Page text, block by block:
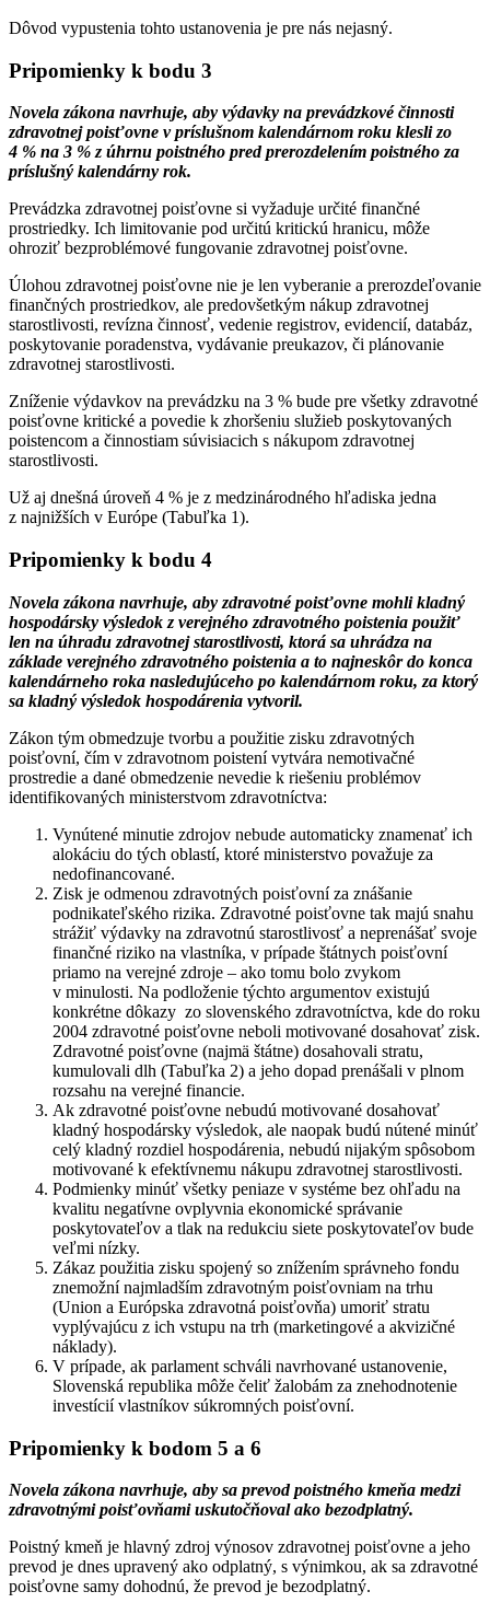
Dôvod vypustenia tohto ustanovenia je pre nás nejasný.
Pripomienky k bodu 3
Novela zákona navrhuje, aby výdavky na prevádzkové činnosti
zdravotnej poisťovne v príslušnom kalendárnom roku klesli zo
4 % na 3 % z úhrnu poistného pred prerozdelením poistného za
príslušný kalendárny rok.
Prevádzka zdravotnej poisťovne si vyžaduje určité finančné
prostriedky. Ich limitovanie pod určitú kritickú hranicu, môže
ohroziť bezproblémové fungovanie zdravotnej poisťovne.
Úlohou zdravotnej poisťovne nie je len vyberanie a prerozdeľovanie
finančných prostriedkov, ale predovšetkým nákup zdravotnej
starostlivosti, revízna činnosť, vedenie registrov, evidencií, databáz,
poskytovanie poradenstva, vydávanie preukazov, či plánovanie
zdravotnej starostlivosti.
Zníženie výdavkov na prevádzku na 3 % bude pre všetky zdravotné
poisťovne kritické a povedie k zhoršeniu služieb poskytovaných
poistencom a činnostiam súvisiacich s nákupom zdravotnej
starostlivosti.
Už aj dnešná úroveň 4 % je z medzinárodného hľadiska jedna
z najnižších v Európe (Tabuľka 1).
Pripomienky k bodu 4
Novela zákona navrhuje, aby zdravotné poisťovne mohli kladný
hospodársky výsledok z verejného zdravotného poistenia použiť
len na úhradu zdravotnej starostlivosti, ktorá sa uhrádza na
základe verejného zdravotného poistenia a to najneskôr do konca
kalendárneho roka nasledujúceho po kalendárnom roku, za ktorý
sa kladný výsledok hospodárenia vytvoril.
Zákon tým obmedzuje tvorbu a použitie zisku zdravotných
poisťovní, čím v zdravotnom poistení vytvára nemotivačné
prostredie a dané obmedzenie nevedie k riešeniu problémov
identifikovaných ministerstvom zdravotníctva:
Vynútené minutie zdrojov nebude automaticky znamenať ich
alokáciu do tých oblastí, ktoré ministerstvo považuje za
nedofinancované.
Zisk je odmenou zdravotných poisťovní za znášanie
podnikateľského rizika. Zdravotné poisťovne tak majú snahu
strážiť výdavky na zdravotnú starostlivosť a neprenášať svoje
finančné riziko na vlastníka, v prípade štátnych poisťovní
priamo na verejné zdroje – ako tomu bolo zvykom
v minulosti. Na podloženie týchto argumentov existujú
konkrétne dôkazy zo slovenského zdravotníctva, kde do roku
2004 zdravotné poisťovne neboli motivované dosahovať zisk.
Zdravotné poisťovne (najmä štátne) dosahovali stratu,
kumulovali dlh (Tabuľka 2) a jeho dopad prenášali v plnom
rozsahu na verejné financie.
Ak zdravotné poisťovne nebudú motivované dosahovať
kladný hospodársky výsledok, ale naopak budú nútené minúť
celý kladný rozdiel hospodárenia, nebudú nijakým spôsobom
motivované k efektívnemu nákupu zdravotnej starostlivosti.
Podmienky minúť všetky peniaze v systéme bez ohľadu na
kvalitu negatívne ovplyvnia ekonomické správanie
poskytovateľov a tlak na redukciu siete poskytovateľov bude
veľmi nízky.
Zákaz použitia zisku spojený so znížením správneho fondu
znemožní najmladším zdravotným poisťovniam na trhu
(Union a Európska zdravotná poisťovňa) umoriť stratu
vyplývajúcu z ich vstupu na trh (marketingové a akvizičné
náklady).
V prípade, ak parlament schváli navrhované ustanovenie,
Slovenská republika môže čeliť žalobám za znehodnotenie
investícií vlastníkov súkromných poisťovní.
Pripomienky k bodom 5 a 6
Novela zákona navrhuje, aby sa prevod poistného kmeňa medzi
zdravotnými poisťovňami uskutočňoval ako bezodplatný.
Poistný kmeň je hlavný zdroj výnosov zdravotnej poisťovne a jeho
prevod je dnes upravený ako odplatný, s výnimkou, ak sa zdravotné
poisťovne samy dohodnú, že prevod je bezodplatný.